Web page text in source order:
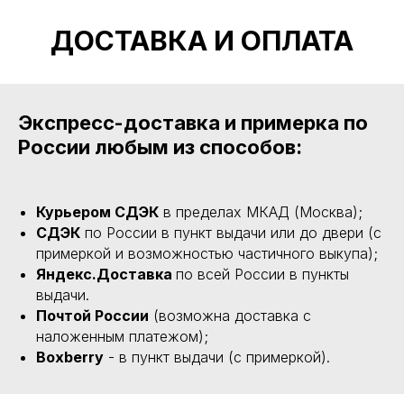
ДОСТАВКА И ОПЛАТА
Экспресс-доставка и примерка по
России любым из способов:
Курьером СДЭК в пределах МКАД (Москва);
СДЭК по России в пункт выдачи или до двери (с
примеркой и возможностью частичного выкупа);
Яндекс.Доставка по всей России в пункты
выдачи.
Почтой России (возможна доставка с
наложенным платежом);
Boxberry - в пункт выдачи (с примеркой).